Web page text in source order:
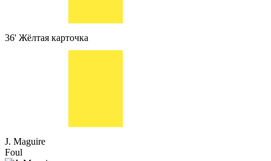
36' Жёлтая карточка
J. Maguire
Foul